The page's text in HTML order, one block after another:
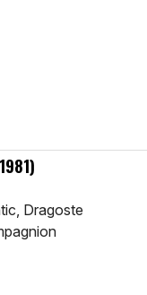
Dragoste